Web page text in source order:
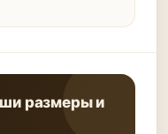
размеры и